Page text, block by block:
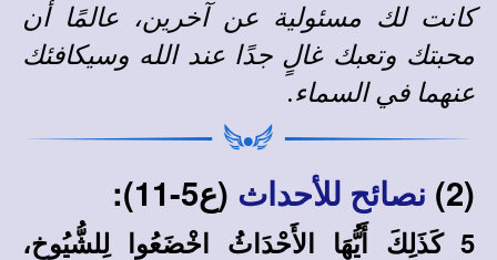
كانت لك مسئولية عن آخرين، عالمًا أن
محبتك وتعبك غالٍ جدًا عند الله وسيكافئك
عنهما في السماء.
(2) نصائح للأحداث (ع5-11):
5 كَذَلِكَ أَيُّهَا الأَحْدَاثُ اخْضَعُوا لِلشُّيُوخِ،